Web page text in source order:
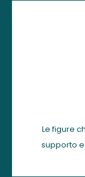
Le figure
supporto